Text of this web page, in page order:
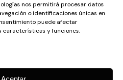
nos permitirá procesar datos
o identificaciones únicas en
puede afectar
y funciones.